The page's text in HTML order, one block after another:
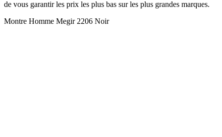
de vous garantir les prix les plus bas sur les plus grandes marques.
Montre Homme Megir 2206 Noir